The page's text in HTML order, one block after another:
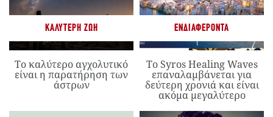
ΚΑΛΎΤΕΡΗ ΖΩΉ
Το καλύτερο αγχολυτικό
είναι η παρατήρηση των
άστρων
ΕΝΔΙΑΦΈΡΟΝΤΑ
Το Syros Healing Waves
επαναλαμβάνεται για
δεύτερη χρονιά και είναι
ακόμα μεγαλύτερο